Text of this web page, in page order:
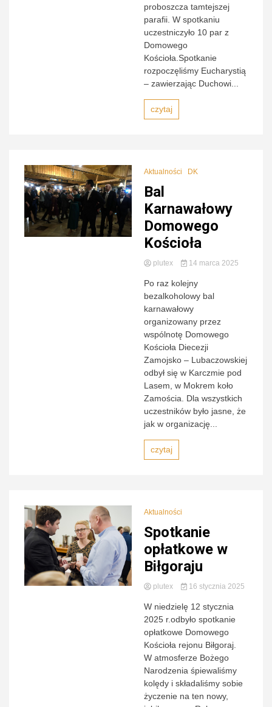
proboszcza tamtejszej
parafii. W spotkaniu
uczestniczyło 10 par z
Domowego
Kościoła.Spotkanie
rozpoczęliśmy Eucharystią
– zawierzając Duchowi...
czytaj
Aktualności DK
Bal
Karnawałowy
Domowego
Kościoła
plutex 14 marca 2025
Po raz kolejny
bezalkoholowy bal
karnawałowy
organizowany przez
wspólnotę Domowego
Kościoła Diecezji
Zamojsko – Lubaczowskiej
odbył się w Karczmie pod
Lasem, w Mokrem koło
Zamościa. Dla wszystkich
uczestników było jasne, że
jak w organizację...
czytaj
Aktualności
Spotkanie
opłatkowe w
Biłgoraju
plutex 16 stycznia 2025
W niedzielę 12 stycznia
2025 r.odbyło spotkanie
opłatkowe Domowego
Kościoła rejonu Biłgoraj.
W atmosferze Bożego
Narodzenia śpiewaliśmy
kolędy i składaliśmy sobie
życzenie na ten nowy,